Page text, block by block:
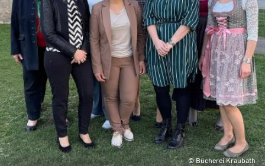
Bücherei Kraubath